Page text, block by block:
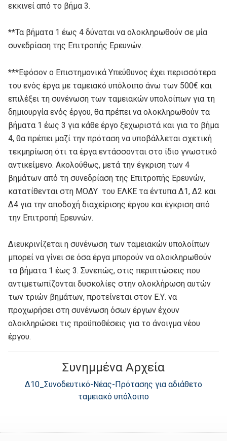
εκκινεί από το βήμα 3.
**Τα βήματα 1 έως 4 δύναται να ολοκληρωθούν σε μία
συνεδρίαση της Επιτροπής Ερευνών.
***Εφόσον ο Επιστημονικά Υπεύθυνος έχει περισσότερα
του ενός έργα με ταμειακό υπόλοιπο άνω των 500€ και
επιλέξει τη συνένωση των ταμειακών υπολοίπων για τη
δημιουργία ενός έργου, θα πρέπει να ολοκληρωθούν τα
βήματα 1 έως 3 για κάθε έργο ξεχωριστά και για το βήμα
4, θα πρέπει μαζί την πρόταση να υποβάλλεται σχετική
τεκμηρίωση ότι τα έργα εντάσσονται στο ίδιο γνωστικό
αντικείμενο. Ακολούθως, μετά την έγκριση των 4
βημάτων από τη συνεδρίαση της Επιτροπής Ερευνών,
κατατίθενται στη ΜΟΔΥ του ΕΛΚΕ τα έντυπα Δ1, Δ2 και
Δ4 για την αποδοχή διαχείρισης έργου και έγκριση από
την Επιτροπή Ερευνών.
Διευκρινίζεται η συνένωση των ταμειακών υπολοίπων
μπορεί να γίνει σε όσα έργα μπορούν να ολοκληρωθούν
τα βήματα 1 έως 3. Συνεπώς, στις περιπτώσεις που
αντιμετωπίζονται δυσκολίες στην ολοκλήρωση αυτών
των τριών βημάτων, προτείνεται στον Ε.Υ. να
προχωρήσει στη συνένωση όσων έργων έχουν
ολοκληρώσει τις προϋποθέσεις για το άνοιγμα νέου
έργου.
Συνημμένα Αρχεία
Δ10_Συνοδευτικό-Νέας-Πρότασης για αδιάθετο
ταμειακό υπόλοιπο